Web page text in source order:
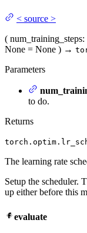
< source >
( num_training_steps:
None = None ) →
Parameters
to do.
Returns
The learning rate
Setup the scheduler.
up either before this
evaluate